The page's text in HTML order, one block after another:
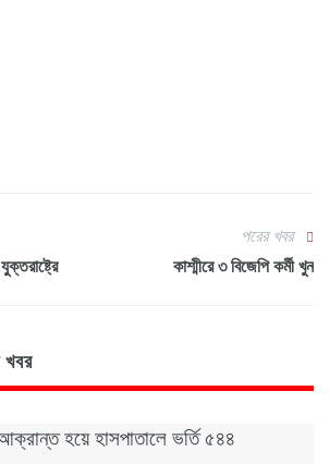
পরের খবর
কাশ্মীরে ৩ বিজেপি কর্মী খুন
খবর